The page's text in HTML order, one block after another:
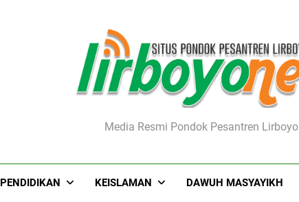
Lirboyo.netMedia Resmi Pondok Pesantren Lirboyo
PENDIDIKAN KEISLAMAN DAWUH MASYAYIKH